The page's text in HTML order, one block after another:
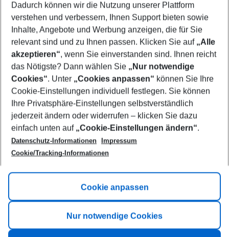
Who will travel
2 adults No children
Show more filter
Footer
Footer navigation
Title A
Link A
Dadurch können wir die Nutzung unserer Plattform
verstehen und verbessern, Ihnen Support bieten sowie
Inhalte, Angebote und Werbung anzeigen, die für Sie
relevant sind und zu Ihnen passen. Klicken Sie auf „Alle
akzeptieren“, wenn Sie einverstanden sind. Ihnen reicht
das Nötigste? Dann wählen Sie „Nur notwendige
Cookies“. Unter „Cookies anpassen“ können Sie Ihre
Cookie-Einstellungen individuell festlegen. Sie können
Ihre Privatsphäre-Einstellungen selbstverständlich
jederzeit ändern oder widerrufen – klicken Sie dazu
einfach unten auf „Cookie-Einstellungen ändern“.
Datenschutz-Informationen
Impressum
Cookie/Tracking-Informationen
Cookie anpassen
Nur notwendige Cookies